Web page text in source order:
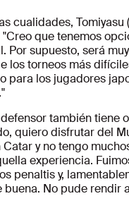
cualidades, Tomiyasu
que tenemos
Por supuesto, será
los torneos más
para los jugadores
también tiene
quiero disfrutar del
y no tengo
experiencia.
penaltis y,
buena. No pude rendir